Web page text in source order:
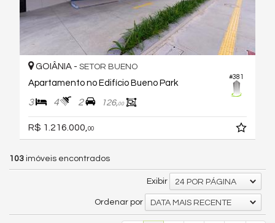
#381
GOIÂNIA - SETOR BUENO
Apartamento no Edifício Bueno Park
3 4 2 126,00
R$ 1.216.000, 00
103 imóveis encontrados
Exibir 24 POR PÁGINA
Ordenar por DATA MAIS RECENTE